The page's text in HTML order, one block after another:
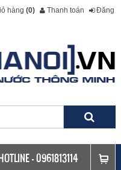
hàng (0) Thanh toán Đăng
-0961813114